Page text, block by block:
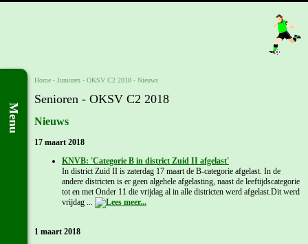
Menu
Home - Junioren - OKSV C2 2018 - Nieuws
Senioren - OKSV C2 2018
Nieuws
17 maart 2018
KNVB: 'Categorie B in district Zuid II afgelast'
In district Zuid II is zaterdag 17 maart de B-categorie afgelast. In de
andere districten is er geen algehele afgelasting, naast de leeftijdscategorie
tot en met Onder 11 die vrijdag al in alle districten werd afgelast.Dit werd
vrijdag ...
1 maart 2018